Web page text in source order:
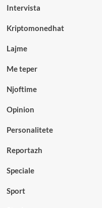
Intervista
Kriptomonedhat
Lajme
Me teper
Njoftime
Opinion
Personalitete
Reportazh
Speciale
Sport